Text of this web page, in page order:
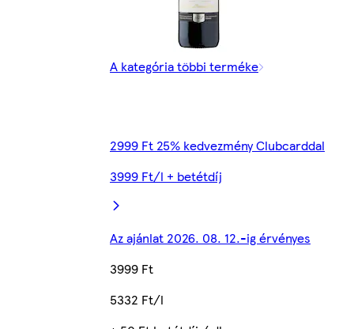
A kategória többi terméke
2999 Ft 25% kedvezmény Clubcarddal
3999 Ft/l + betétdíj
Az ajánlat 2026. 08. 12.-ig érvényes
3999 Ft
5332 Ft/l